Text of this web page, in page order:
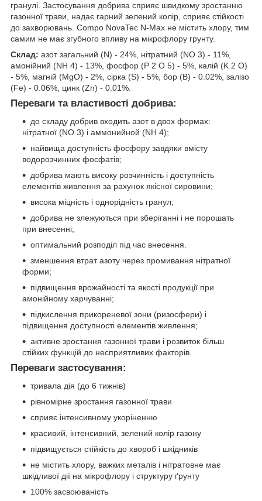
гранулі. Застосування добрива сприяє швидкому зростанню
газонної трави, надає гарний зелений колір, сприяє стійкості
до захворювань. Compo NovaTec N-Max не містить хлору, тим
самим не має згубного впливу на мікрофлору грунту.
Склад: азот загальний (N) - 24%, нітратний (NO 3) - 11%,
амонійний (NH 4) - 13%, фосфор (P 2 O 5) - 5%, калій (K 2 O)
- 5%, магній (MgO) - 2%, сірка (S) - 5%, бор (B) - 0.02%, залізо
(Fe) - 0.06%, цинк (Zn) - 0.01%.
Переваги та властивості добрива:
до складу добрив входить азот в двох формах:
нітратної (NO 3) і аммонийной (NH 4);
найвища доступність фосфору завдяки вмісту
водорозчинних фосфатів;
добрива мають високу розчинність і доступність
елементів живлення за рахунок якісної сировини;
висока міцність і однорідність гранул;
добрива не злежуються при зберіганні і не порошать
при внесенні;
оптимальний розподіл під час внесення.
зменшення втрат азоту через промивання нітратної
форми;
підвищення врожайності та якості продукції при
амонійному харчуванні;
підкислення прикореневої зони (ризосфери) і
підвищення доступності елементів живлення;
активне зростання газонної трави і розвиток більш
стійких функцій до несприятливих факторів.
Переваги застосування:
тривала дія (до 6 тижнів)
рівномірне зростання газонної трави
сприяє інтенсивному укоріненню
красивий, інтенсивний, зелений колір газону
підвищується стійкість до хвороб і шкідників
не містить хлору, важких металів і нітратовне має
шкідливої дії на мікрофлору і структуру ґрунту
100% засвоюваність